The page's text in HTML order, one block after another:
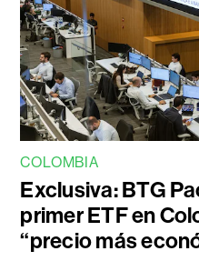
COLOMBIA
Exclusiva: BTG
primer ETF en
“precio más